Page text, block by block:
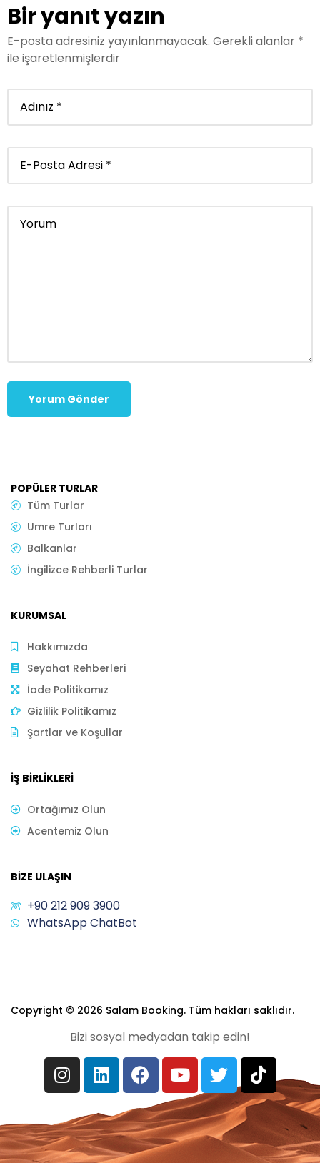
Bir yanıt yazın
E-posta adresiniz yayınlanmayacak. Gerekli alanlar *
ile işaretlenmişlerdir
POPÜLER TURLAR
Tüm Turlar
Umre Turları
Balkanlar
İngilizce Rehberli Turlar
KURUMSAL
Hakkımızda
Seyahat Rehberleri
İade Politikamız
Gizlilik Politikamız
Şartlar ve Koşullar
İŞ BIRLIKLERI
Ortağımız Olun
Acentemiz Olun
BIZE ULAŞIN
+90 212 909 3900
WhatsApp ChatBot
Copyright © 2026 Salam Booking. Tüm hakları saklıdır.
Bizi sosyal medyadan takip edin!